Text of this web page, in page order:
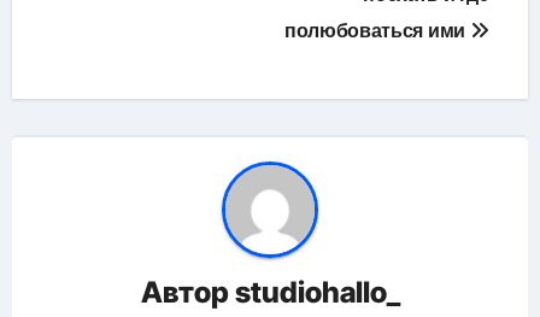
полюбоваться ими
Авторstudiohallo_